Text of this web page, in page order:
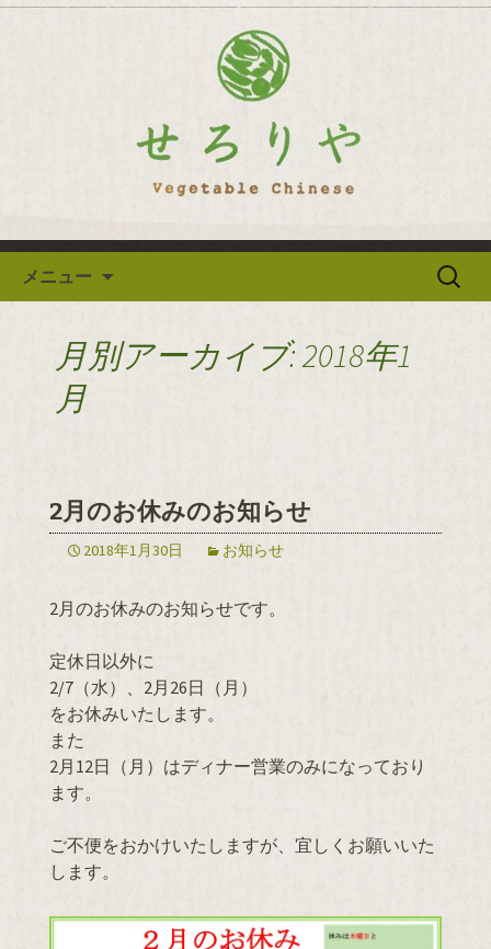
逗子の野菜を使った創作中華
「せろりや」のブログ
逗子の野菜を使った創作中華「せろり
メニュー
検
月別アーカイブ: 2018年1
月
2月のお休みのお知らせ
2018年1月30日 お知らせ
2月のお休みのお知らせです。
定休日以外に
2/7（水）、2月26日（月）
をお休みいたします。
また
2月12日（月）はディナー営業のみになっており
ます。
ご不便をおかけいたしますが、宜しくお願いいた
します。